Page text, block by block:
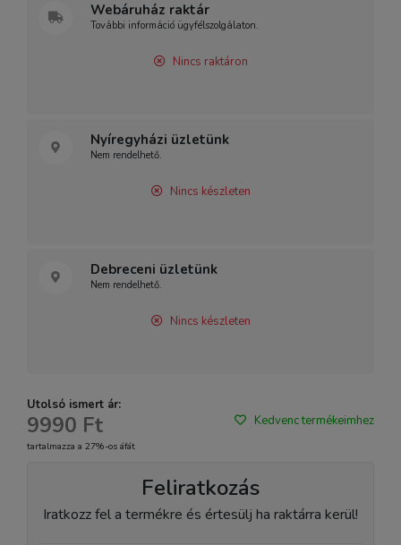
Webáruház raktár
További információ ügyfélszolgálaton.
Nincs raktáron
Nyíregyházi üzletünk
Nem rendelhető.
Nincs készleten
Debreceni üzletünk
Nem rendelhető.
Nincs készleten
Utolsó ismert ár:
9990 Ft
tartalmazza a 27%-os áfát
Kedvenc termékeimhez
Feliratkozás
Iratkozz fel a termékre és értesülj ha raktárra kerül!